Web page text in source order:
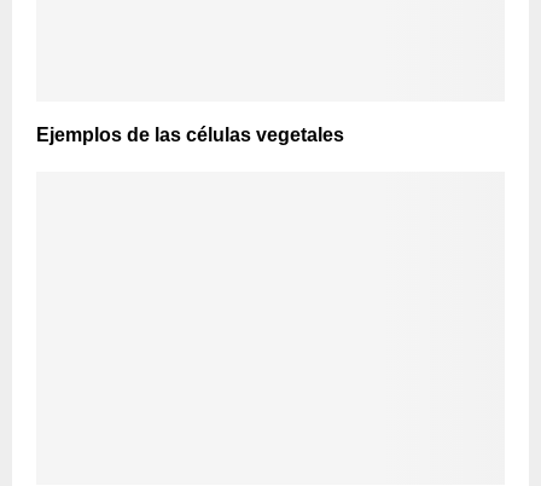
Ejemplos de las células vegetales